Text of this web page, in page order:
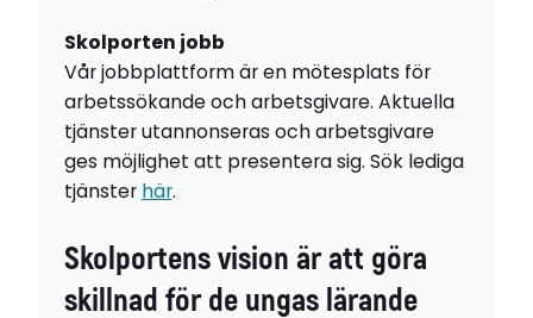
Skolporten jobb
Vår jobbplattform är en mötesplats för
arbetssökande och arbetsgivare. Aktuella
tjänster utannonseras och arbetsgivare
ges möjlighet att presentera sig. Sök lediga
tjänster här.
Skolportens vision är att göra
skillnad för de ungas lärande